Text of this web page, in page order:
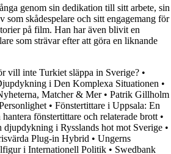
genom sin dedikation till sitt arbete, sin
som skådespelare och sitt engagemang för
på film. Han har även blivit en
som strävar efter att göra en liknande
vill inte Turkiet släppa in Sverige? •
i Den Komplexa Situationen •
Matcher & Mer• Patrik Gillholm
• Fönstertittare i Uppsala: En
fönstertittare och relaterade brott •
djupdykning i Rysslands hot mot Sverige •
Plug-in Hybrid • Ungerns
i Internationell Politik • Swedbank